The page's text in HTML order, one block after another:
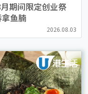
期间限定创业祭
鱼腩
2026.08.03